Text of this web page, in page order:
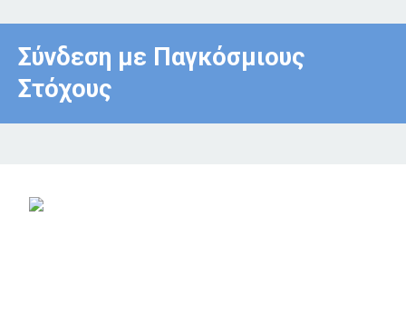
Σύνδεση με Παγκόσμιους
Στόχους